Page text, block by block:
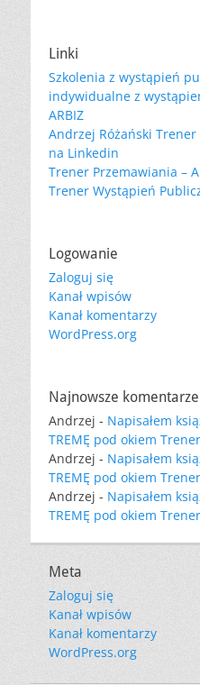
Linki
Szkolenia z wystąpień
indywidualne z
ARBIZ
Andrzej Różański
na Linkedin
Trener Przemawiania –
Trener Wystąpień
Logowanie
Zaloguj się
Kanał wpisów
Kanał komentarzy
WordPress.org
Najnowsze komentarze
Andrzej - Napisałem
TREMĘ pod okiem
Andrzej - Napisałem
TREMĘ pod okiem
Andrzej - Napisałem
TREMĘ pod okiem
Meta
Zaloguj się
Kanał wpisów
Kanał komentarzy
WordPress.org